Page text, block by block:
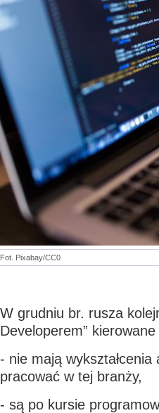
Fot. Pixabay/CC0
W grudniu br. rusza
Developerem”
- nie mają
pracować w tej branży,
- są po kursie